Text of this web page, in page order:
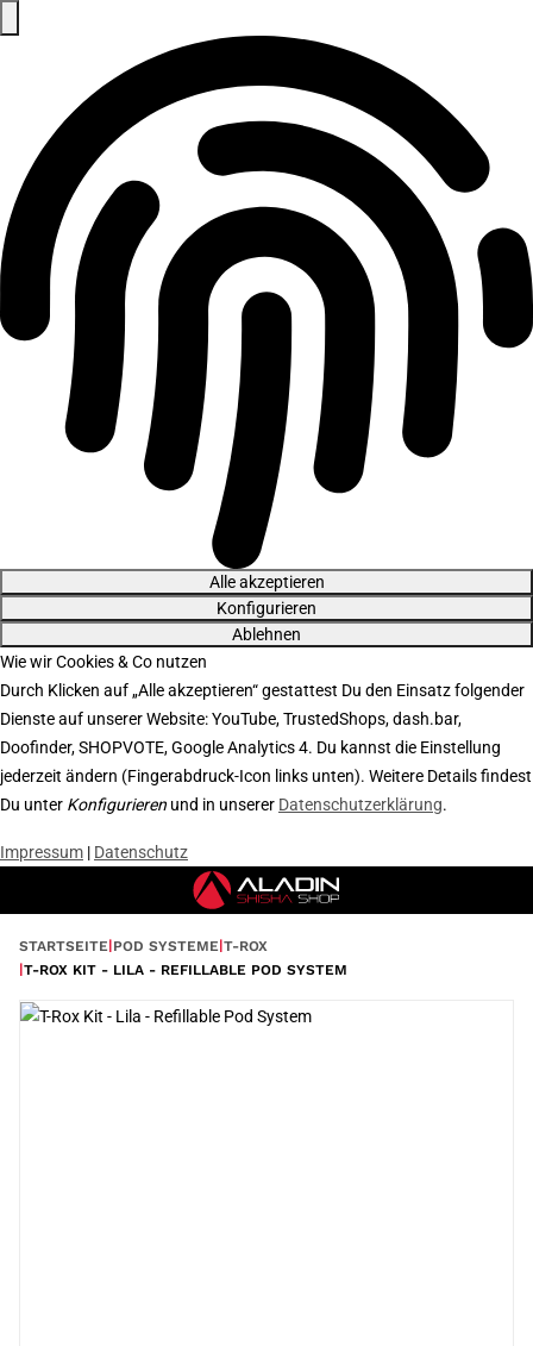
Alle akzeptieren
Konfigurieren
Ablehnen
Wie wir Cookies & Co nutzen
Durch Klicken auf „Alle akzeptieren“ gestattest Du den Einsatz folgender
Dienste auf unserer Website: YouTube, TrustedShops, dash.bar,
Doofinder, SHOPVOTE, Google Analytics 4. Du kannst die Einstellung
jederzeit ändern (Fingerabdruck-Icon links unten). Weitere Details findest
Du unter Konfigurieren und in unserer Datenschutzerklärung.
Impressum | Datenschutz
STARTSEITE POD SYSTEME T-ROX
T-ROX KIT - LILA - REFILLABLE POD SYSTEM